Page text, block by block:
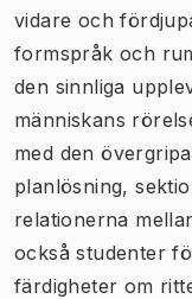
vidare och
formspråk och
den sinnliga
människans
med den
planlösning,
relationerna
också studenter
färdigheter om